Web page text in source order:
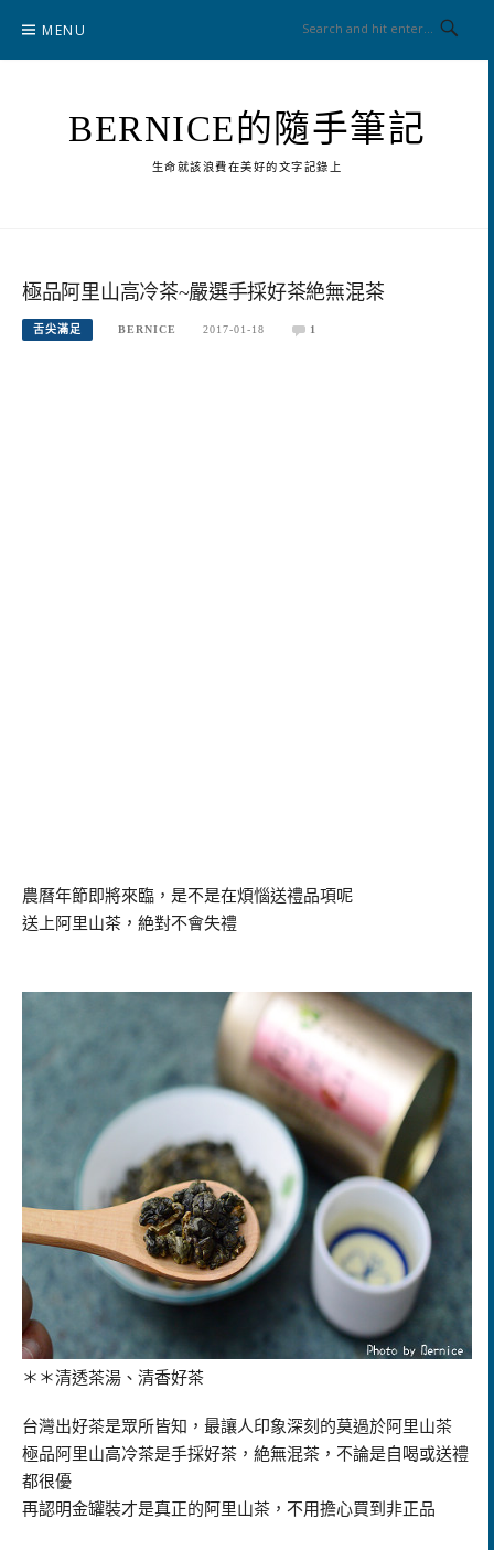
content
MENU
BERNICE的隨手筆記
生命就該浪費在美好的文字記錄上
極品阿里山高冷茶~嚴選手採好茶絶無混茶
舌尖滿足 BERNICE 2017-01-18 1
農曆年節即將來臨，是不是在煩惱送禮品項呢
送上阿里山茶，絶對不會失禮
＊＊清透茶湯、清香好茶
台灣出好茶是眾所皆知，最讓人印象深刻的莫過於阿里山茶
極品阿里山高冷茶是手採好茶，絶無混茶，不論是自喝或送禮
都很優
再認明金罐裝才是真正的阿里山茶，不用擔心買到非正品